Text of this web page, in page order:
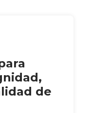
de